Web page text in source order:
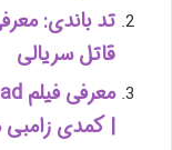
تد باندی:
قاتل سریالی
| کمدی زامبی